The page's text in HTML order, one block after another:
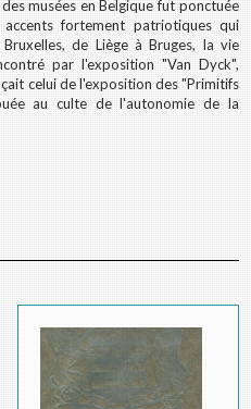
musées en Belgique fut ponctuée
fortement patriotiques qui
de Liège à Bruges, la vie
par l'exposition "Van Dyck",
celui de l'exposition des "Primitifs
au culte de l'autonomie de la